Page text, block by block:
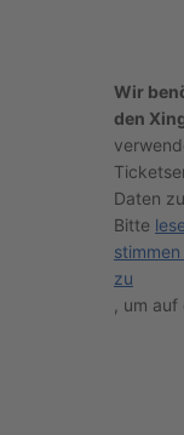
Wir
den
Daten
Bitte
zu
, um